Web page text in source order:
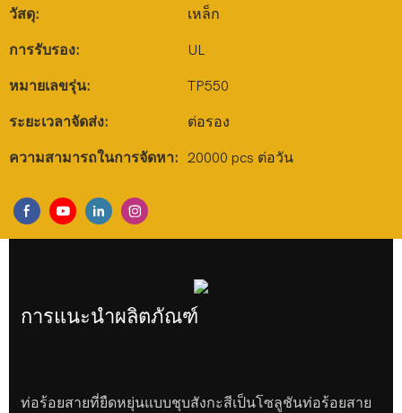
วัสดุ: เหล็ก
การรับรอง: UL
หมายเลขรุ่น: TP550
ระยะเวลาจัดส่ง: ต่อรอง
ความสามารถในการจัดหา: 20000 pcs ต่อวัน
การแนะนำผลิตภัณฑ์
ท่อร้อยสายที่ยืดหยุ่นแบบชุบสังกะสีเป็นโซลูชันท่อร้อยสาย